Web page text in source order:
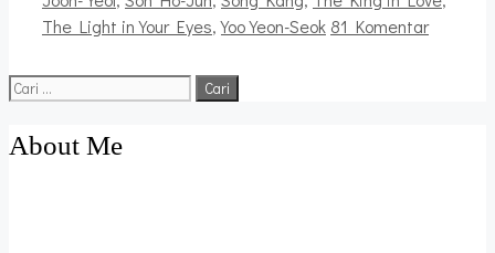
The Light in Your Eyes,Yoo Yeon-Seok 81 Komentar
Cari
About Me